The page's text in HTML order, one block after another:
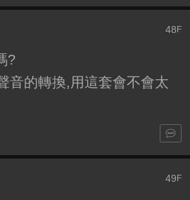
48F
?
音的轉換,用這套會不會太
49F